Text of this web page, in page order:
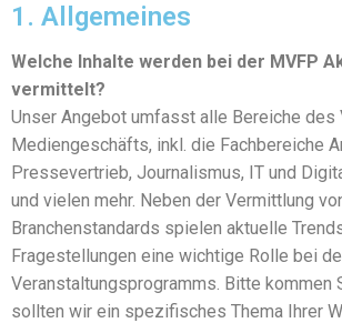
1. Allgemeines
Welche Inhalte werden bei der MVFP
vermittelt?
Unser Angebot umfasst alle Bereiche des
Mediengeschäfts, inkl. die Fachbereiche
Pressevertrieb, Journalismus, IT und
und vielen mehr. Neben der Vermittlung
Branchenstandards spielen aktuelle
Fragestellungen eine wichtige Rolle bei
Veranstaltungsprogramms. Bitte kommen
sollten wir ein spezifisches Thema Ihrer